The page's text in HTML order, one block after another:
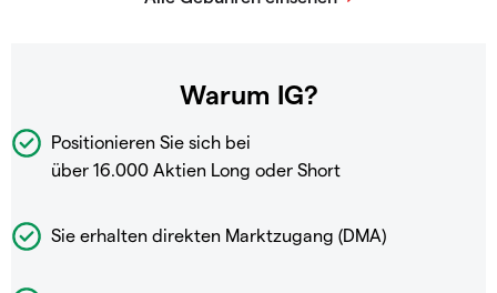
Warum IG?
Positionieren Sie sich bei
über 16.000 Aktien Long oder Short
Sie erhalten direkten Marktzugang (DMA)